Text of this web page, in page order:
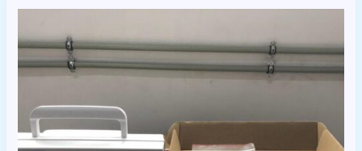
die
die
Ungeborenen